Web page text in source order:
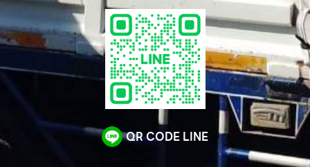
QR CODE LINE